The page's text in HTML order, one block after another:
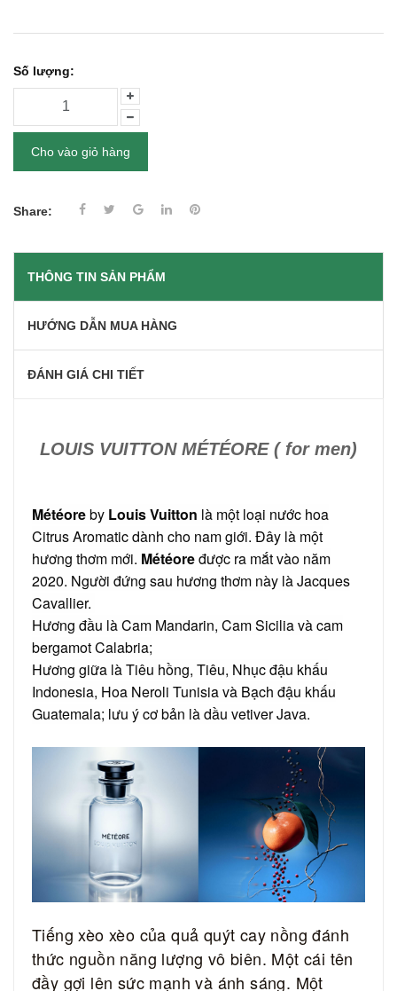
Số lượng:
Cho vào giỏ hàng
Share:
THÔNG TIN SẢN PHẨM
HƯỚNG DẪN MUA HÀNG
ĐÁNH GIÁ CHI TIẾT
LOUIS VUITTON MÉTÉORE ( for men)
Météoreby Louis Vuitton là một loại nước hoa
Citrus Aromatic dành cho nam giới. Đây là một
hương thơm mới. Météoređược ra mắt vào năm
2020. Người đứng sau hương thơm này là Jacques
Cavallier.
Hương đầu là Cam Mandarin, Cam Sicilia và cam
bergamot Calabria;
Hương giữa là Tiêu hồng, Tiêu, Nhục đậu khấu
Indonesia, Hoa Neroli Tunisia và Bạch đậu khấu
Guatemala; lưu ý cơ bản là dầu vetiver Java.
Tiếng xèo xèo của quả quýt cay nồng đánh
thức nguồn năng lượng vô biên. Một cái tên
đầy gợi lên sức mạnh và ánh sáng. Một